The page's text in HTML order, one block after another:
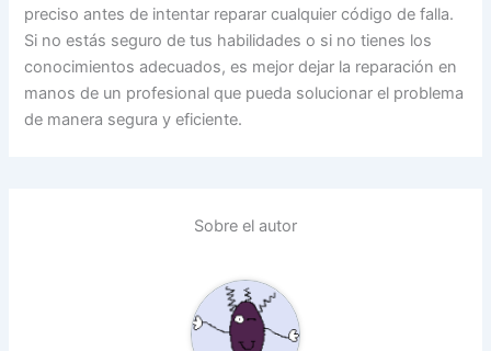
preciso antes de intentar reparar cualquier código de falla.
Si no estás seguro de tus habilidades o si no tienes los
conocimientos adecuados, es mejor dejar la reparación en
manos de un profesional que pueda solucionar el problema
de manera segura y eficiente.
Sobre el autor